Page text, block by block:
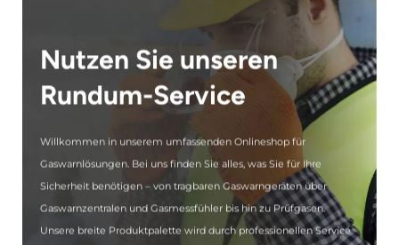
Nutzen Sie unseren
Rundum-Service
Willkommen in unserem umfassenden Onlineshop für
Gaswarnlösungen. Bei uns finden Sie alles, was Sie für Ihre
Sicherheit benötigen – von tragbaren Gaswarngeräten über
Gaswarnzentralen und Gasmessfühler bis hin zu Prüfgasen.
Unsere breite Produktpalette wird durch professionellen Service